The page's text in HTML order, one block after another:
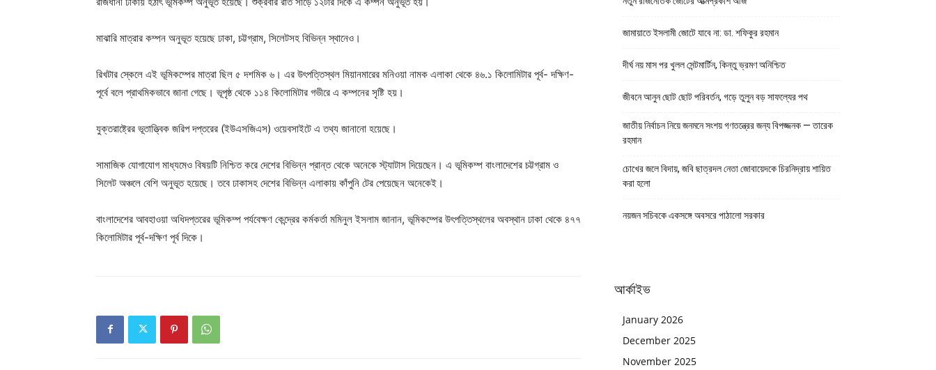
মাঝারি মাত্রার কম্পন অনুভূত হয়েছে ঢাকা, চট্টগ্রাম, সিলেটসহ বিভিন্ন স্থানেও।
রিখটার স্কেলে এই ভূমিকম্পের মাত্রা ছিল ৫ দশমিক ৬। এর উৎপত্তিস্থল মিয়ানমারের মনিওয়া নামক এলাকা থেকে ৪৬.১ কিলোমিটার পূর্ব- দক্ষিণ-
পূর্বে বলে প্রাথমিকভাবে জানা গেছে। ভূপৃষ্ঠ থেকে ১১৪ কিলোমিটার গভীরে এ কম্পনের সৃষ্টি হয়।
যুক্তরাষ্ট্রের ভূতাত্ত্বিক জরিপ দপ্তরের (ইউএসজিএস) ওয়েবসাইটে এ তথ্য জানানো হয়েছে।
সামাজিক যোগাযোগ মাধ্যমেও বিষয়টি নিশ্চিত করে দেশের বিভিন্ন প্রান্ত থেকে অনেকে স্ট্যাটাস দিয়েছেন। এ ভূমিকম্প বাংলাদেশের চট্টগ্রাম ও
সিলেট অঞ্চলে বেশি অনুভূত হয়েছে। তবে ঢাকাসহ দেশের বিভিন্ন এলাকায় কাঁপুনি টের পেয়েছেন অনেকেই।
বাংলাদেশের আবহাওয়া অধিদপ্তরের ভূমিকম্প পর্যবেক্ষণ কেন্দ্রের কর্মকর্তা মমিনুল ইসলাম জানান, ভূমিকম্পের উৎপত্তিস্থলের অবস্থান ঢাকা থেকে ৪৭৭
কিলোমিটার পূর্ব-দক্ষিণ পূর্ব দিকে।
জামায়াতে ইসলামী জোটে যাবে না: ডা. শফিকুর রহমান
দীর্ঘ নয় মাস পর খুলল সেন্টমার্টিন, কিন্তু ভ্রমণ অনিশ্চিত
জীবনে আনুন ছোট ছোট পরিবর্তন, গড়ে তুলুন বড় সাফল্যের পথ
জাতীয় নির্বাচন নিয়ে জনমনে সংশয় গণতন্ত্রের জন্য বিপজ্জনক — তারেক
রহমান
চোখের জলে বিদায়, জবি ছাত্রদল নেতা জোবায়েদকে চিরনিদ্রায় শায়িত
করা হলো
নয়জন সচিবকে একসঙ্গে অবসরে পাঠালো সরকার
আর্কাইভ
January 2026
December 2025
November 2025